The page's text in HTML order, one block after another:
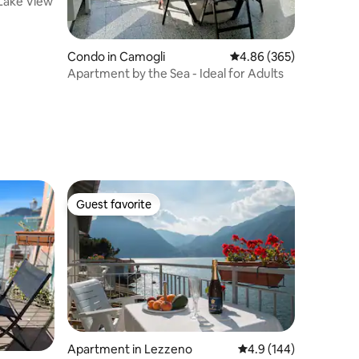
Condo in Camogli 4.86 out of 5 average
4.86 (365)
Apartment by the Sea - Ideal for Adults
Guest favorite
Guest favorite
Apartment in Lezzeno 4.9 out of 5 average
4.9 (144)